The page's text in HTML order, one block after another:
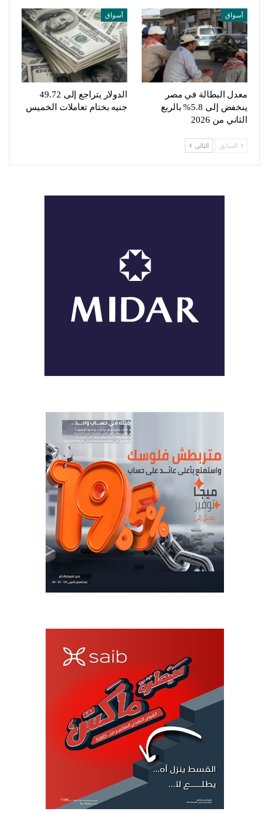
أسواق
معدل البطالة في مصر
ينخفض إلى 5.8% بالربع
الثاني من 2026
أسواق
الدولار يتراجع إلى 49.72
جنيه بختام تعاملات الخميس
السابق التالي